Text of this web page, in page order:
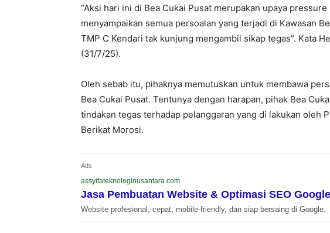
“Aksi hari ini di Bea Cukai Pusat merupakan upaya
menyampaikan semua persoalan yang terjadi di Kawasan
TMP C Kendari tak kunjung mengambil sikap tegas”. Kata
(31/7/25).
Oleh sebab itu, pihaknya memutuskan untuk membawa
Bea Cukai Pusat. Tentunya dengan harapan, pihak Bea
tindakan tegas terhadap pelanggaran yang di lakukan oleh
Berikat Morosi.
Ads
assyifateknologinusantara.com
Jasa Pembuatan Website & Optimasi SEO Google
Website profesional, cepat, mobile-friendly, dan siap bersaing di Google.